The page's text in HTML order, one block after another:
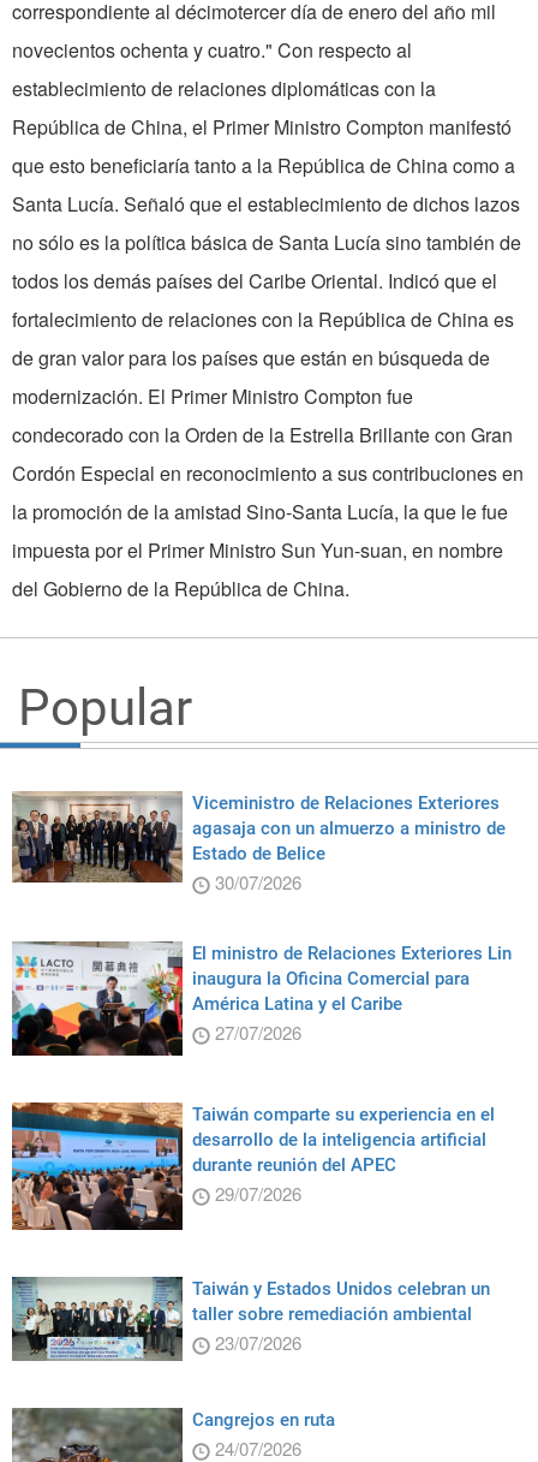
correspondiente al décimotercer día de enero del año mil
novecientos ochenta y cuatro." Con respecto al
establecimiento de relaciones diplomáticas con la
República de China, el Primer Ministro Compton manifestó
que esto beneficiaría tanto a la República de China como a
Santa Lucía. Señaló que el establecimiento de dichos lazos
no sólo es la política básica de Santa Lucía sino también de
todos los demás países del Caribe Oriental. Indicó que el
fortalecimiento de relaciones con la República de China es
de gran valor para los países que están en búsqueda de
modernización. El Primer Ministro Compton fue
condecorado con la Orden de la Estrella Brillante con Gran
Cordón Especial en reconocimiento a sus contribuciones en
la promoción de la amistad Sino-Santa Lucía, la que le fue
impuesta por el Primer Ministro Sun Yun-suan, en nombre
del Gobierno de la República de China.
Popular
Viceministro de Relaciones Exteriores
agasaja con un almuerzo a ministro de
Estado de Belice
30/07/2026
El ministro de Relaciones Exteriores Lin
inaugura la Oficina Comercial para
América Latina y el Caribe
27/07/2026
Taiwán comparte su experiencia en el
desarrollo de la inteligencia artificial
durante reunión del APEC
29/07/2026
Taiwán y Estados Unidos celebran un
taller sobre remediación ambiental
23/07/2026
Cangrejos en ruta
24/07/2026